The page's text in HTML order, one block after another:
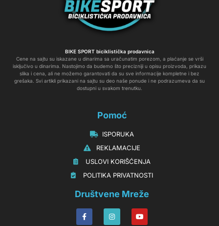
BIKE SPORT biciklistička prodavnica
Cene na sajtu su iskazane u dinarima sa uračunatim porezom, a plaćanje se vrši
isključivo u dinarima. Nastojimo da budemo što precizniji u opisu proizvoda, prikazu
slika i cena, ali ne možemo garantovati da su sve informacije kompletne i bez
grešaka. Svi artikli prikazani na sajtu su deo naše ponude i ne podrazumeva da su
dostupni u svakom trenutku.
Pomoć
‏‏‎‏‏‎ ‎ISPORUKA
‏‏‏‏‎ ‎‎‎‎‎‎REKLAMACIJE‎‎‎
‏‏‎‏‏‎ ‎‎USLOVI KORIŠĆENJA
‏‏‏‎ ‎‎POLITIKA PRIVATNOSTI
Društvene Mreže